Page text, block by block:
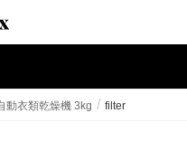
動衣類乾燥機 3kg filter